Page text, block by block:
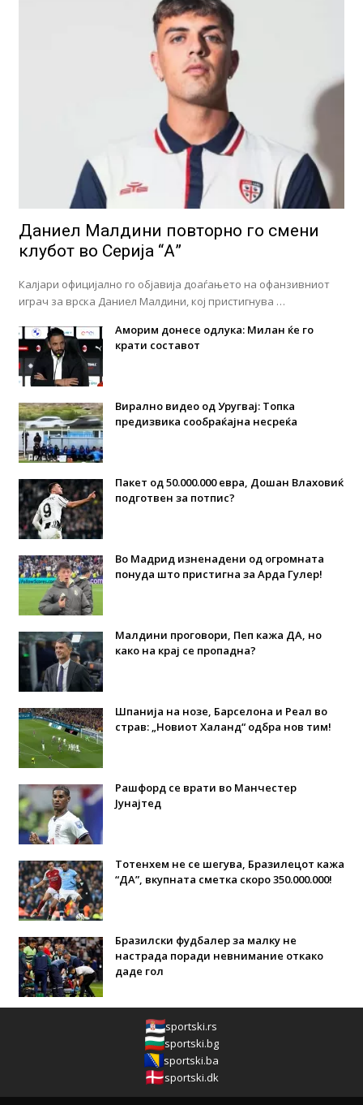
Даниел Малдини повторно го смени
клубот во Серија “А”
Калјари официјално го објавија доаѓањето на офанзивниот
играч за врска Даниел Малдини, кој пристигнува …
Аморим донесе одлука: Милан ќе го
крати составот
Вирално видео од Уругвај: Топка
предизвика сообраќајна несреќа
Пакет од 50.000.000 евра, Дошан Влаховиќ
подготвен за потпис?
Во Мадрид изненадени од огромната
понуда што пристигна за Арда Гулер!
Малдини проговори, Пеп кажа ДА, но
како на крај се пропадна?
Шпанија на нозе, Барселона и Реал во
страв: „Новиот Халанд“ одбра нов тим!
Рашфорд се врати во Манчестер
Јунајтед
Тотенхем не се шегува, Бразилецот кажа
“ДА”, вкупната сметка скоро 350.000.000!
Бразилски фудбалер за малку не
настрада поради невнимание откако
даде гол
sportski.rs
sportski.bg
sportski.ba
sportski.dk